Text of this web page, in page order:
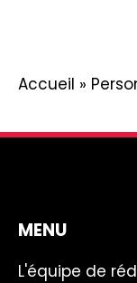
Accueil »
MENU
L'équipe de